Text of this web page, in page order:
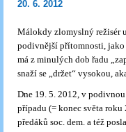
20. 6. 2012
Málokdy zlomyslný režisér
podivnější přítomnosti, jako
má z minulých dob řadu
snaží se „držet“ vysokou,
Dne 19. 5. 2012, v
případu (= konec světa
předáků soc. dem. a též